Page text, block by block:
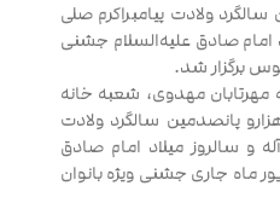
ولادت پیامبراکرم صلی
امام صادق علیه‌السلام جشنی
برگزار شد.
مهدوی، شعبه خانه
پانصدمین سالگرد ولادت
و سالروز میلاد امام صادق
در تاریخ ۲۰ شهریور ماه جاری جشنی ویژه بانوان